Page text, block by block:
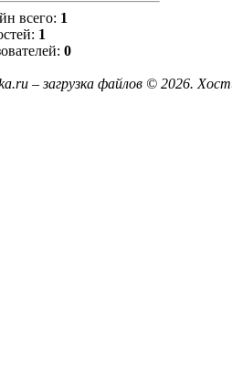
всего: 1
1
0
– загрузка файлов © 2026.